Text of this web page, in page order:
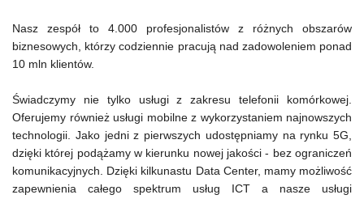
Nasz zespół to 4.000 profesjonalistów z różnych obszarów
biznesowych, którzy codziennie pracują nad zadowoleniem ponad
10 mln klientów.
Świadczymy nie tylko usługi z zakresu telefonii komórkowej.
Oferujemy również usługi mobilne z wykorzystaniem najnowszych
technologii. Jako jedni z pierwszych udostępniamy na rynku 5G,
dzięki której podążamy w kierunku nowej jakości - bez ograniczeń
komunikacyjnych. Dzięki kilkunastu Data Center, mamy możliwość
zapewnienia całego spektrum usług ICT a nasze usługi